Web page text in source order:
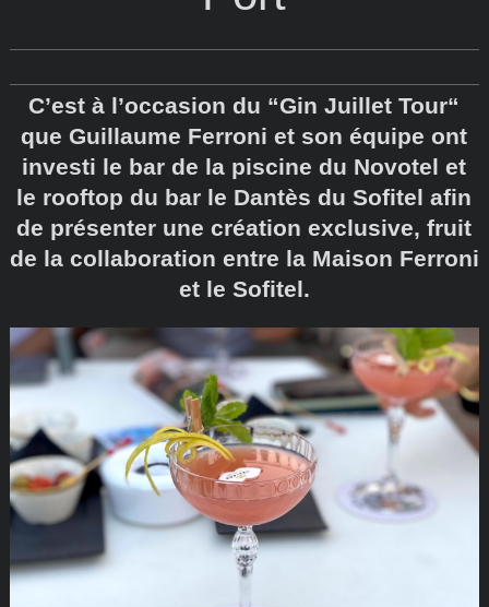
C’est à l’occasion du “Gin Juillet Tour“
que Guillaume Ferroni et son équipe ont
investi le bar de la piscine du Novotel et
le rooftop du bar le Dantès du Sofitel afin
de présenter une création exclusive, fruit
de la collaboration entre la Maison Ferroni
et le Sofitel.